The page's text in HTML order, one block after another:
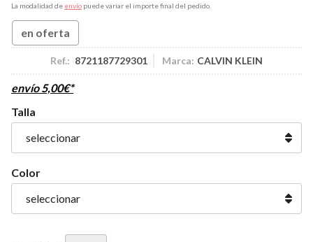
La modalidad de envío puede variar el importe final del pedido.
en oferta
Ref.: 8721187729301 Marca: CALVIN KLEIN
envío 5,00€*
Talla
Color